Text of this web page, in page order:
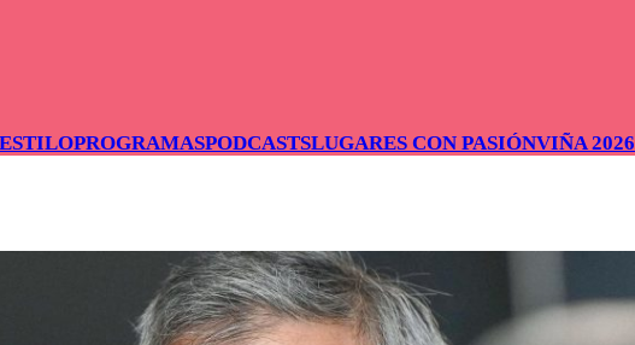
ESTILOPROGRAMASPODCASTSLUGARES CON PASIÓNVIÑA 2026